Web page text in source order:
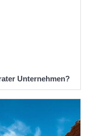
Unternehmen?